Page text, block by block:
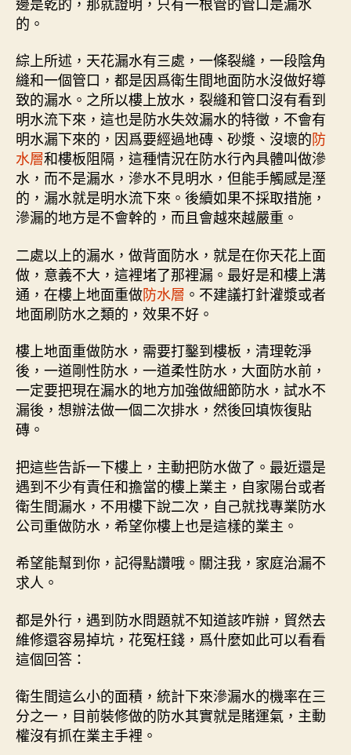
的。
綜上所述，天花漏水有三處，一條裂縫，一段陰角
縫和一個管口，都是因爲衛生間地面防水沒做好導
致的漏水。之所以樓上放水，裂縫和管口沒有看到
明水流下來，這也是防水失效漏水的特徵，不會有
明水漏下來的，因爲要經過地磚、砂漿、沒壞的防
水層和樓板阻隔，這種情況在防水行內具體叫做滲
水，而不是漏水，滲水不見明水，但能手觸感是溼
的，漏水就是明水流下來。後續如果不採取措施，
滲漏的地方是不會幹的，而且會越來越嚴重。
二處以上的漏水，做背面防水，就是在你天花上面
做，意義不大，這裡堵了那裡漏。最好是和樓上溝
通，在樓上地面重做防水層 。不建議打針灌漿或者
地面刷防水之類的，效果不好。
樓上地面重做防水，需要打鑿到樓板，清理乾淨
後，一道剛性防水，一道柔性防水，大面防水前，
一定要把現在漏水的地方加強做細節防水，試水不
漏後，想辦法做一個二次排水，然後回填恢復貼
磚。
把這些告訴一下樓上，主動把防水做了。最近還是
遇到不少有責任和擔當的樓上業主，自家陽台或者
衛生間漏水，不用樓下說二次，自己就找專業防水
公司重做防水，希望你樓上也是這樣的業主。
希望能幫到你，記得點讚哦。關注我，家庭治漏不
求人。
都是外行，遇到防水問題就不知道該咋辦，貿然去
維修還容易掉坑，花冤枉錢，爲什麼如此可以看看
這個回答：
衛生間這么小的面積，統計下來滲漏水的機率在三
分之一，目前裝修做的防水其實就是賭運氣，主動
權沒有抓在業主手裡。